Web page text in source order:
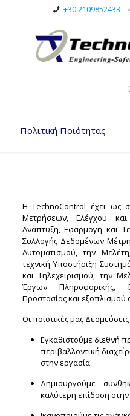
+30 2109852433
Πολιτική Ποιότητας
Η TechnoControl έχει ως
Μετρήσεων, Ελέγχου
Ανάπτυξη, Εφαρμογή και
Συλλογής Δεδομένων
Αυτοματισμού, την
τεχνική Υποστήριξη
και Τηλεχειρισμού, την
Έργων Πληροφορικής,
Προστασίας και εξοπλισμού
Οι ποιοτικές μας Δεσμεύσεις
Εγκαθιστούμε διεθνή
περιβαλλοντική
στην εργασία
Δημιουργούμε
καλύτερη επίδοση